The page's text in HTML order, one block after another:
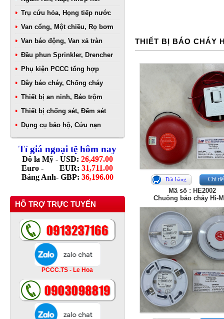
Trụ cứu hỏa, Họng tiếp nước
Van cổng, Một chiều, Rọ bơm
Van báo động, Van xả tràn
Đầu phun Sprinkler, Drencher
Phụ kiện PCCC tổng hợp
Dây báo cháy, Chống cháy
Thiết bị an ninh, Báo trộm
Thiết bị chống sét, Đếm sét
Dụng cụ bảo hộ, Cứu nạn
Tỉ giá ngoại tệ hôm nay
Đô la Mỹ - USD: 26,497.00
Euro - EUR: 31,711.00
Bảng Anh- GBP: 36,196.00
HỖ TRỢ TRỰC TUYẾN
PCCC.TS - Le Hoa
THIẾT BỊ BÁO CHÁY
Đặt hàng Chi
Mã số : HE2002
Chuông báo cháy Hi-